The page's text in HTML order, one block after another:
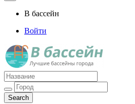
В бассейн
Войти
Лучшие бассейны города